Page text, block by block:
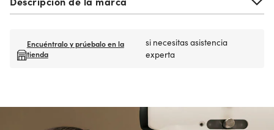
Encuéntralo y prúebalo en la
tienda
si necesitas asistencia
experta